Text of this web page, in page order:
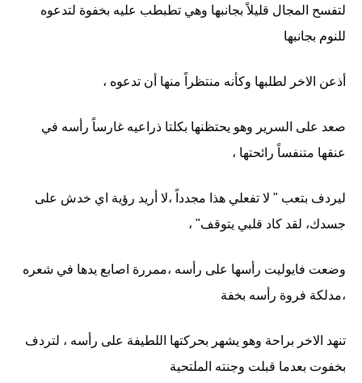
لتفسح المجال قليلاً بجانبها وهي تطبطب عليه بخفوة لتدعوه
للنوم بجانبها
أذعن الاخر لطلبها وكأنه منتظراً منها أن تدعوه ،
صعد على السرير وهو يحتظنها بكلتا ذراعيه غارساً رأسه في
عنقها متنفساً رائحتها ،
ليردف بتعب " لا تفعلي هذا مجدداً ،لا أريد رؤية اي خدش على
جسدك، لقد كاد قلبي يتوقف" ،
وضعت فايوليت رأسها على رأسه ،ممررة اصابع يدها في شعره
،مدلكة فروة رأسه بخفة
تنهد الاخر براحة وهو يشهر بحركتها اللطيفة على رأسه ، لتردف
بخفوت بعدما قبلت وجنته الملتحية